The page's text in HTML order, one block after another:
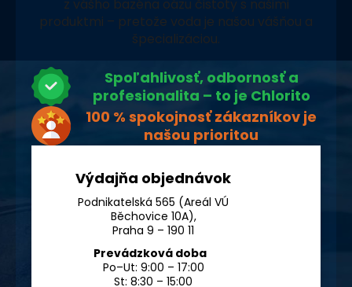
z vášho bazéna oázu čistoty s našimi
produktmi – pretože voda je našou vášňou a
špecializáciou.
Spoľahlivosť, odbornosť a
profesionalita – to je Chlorito
100 % spokojnosť zákazníkov je
našou prioritou
Výdajňa objednávok
Podnikatelská 565 (Areál VÚ
Běchovice 10A),
Praha 9 – 190 11
Prevádzková doba
Po–Ut: 9:00 – 17:00
St: 8:30 – 15:00